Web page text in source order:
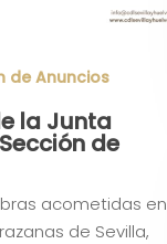
de Anuncios
la Junta
de
acometidas en
de Sevilla,